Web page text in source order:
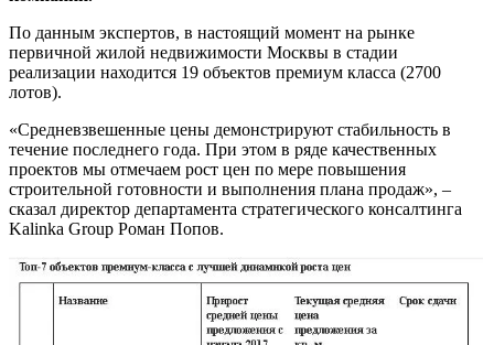
По данным экспертов, в настоящий момент на рынке
первичной жилой недвижимости Москвы в стадии
реализации находится 19 объектов премиум класса (2700
лотов).
«Средневзвешенные цены демонстрируют стабильность в
течение последнего года. При этом в ряде качественных
проектов мы отмечаем рост цен по мере повышения
строительной готовности и выполнения плана продаж», –
сказал директор департамента стратегического консалтинга
Kalinka Group Роман Попов.